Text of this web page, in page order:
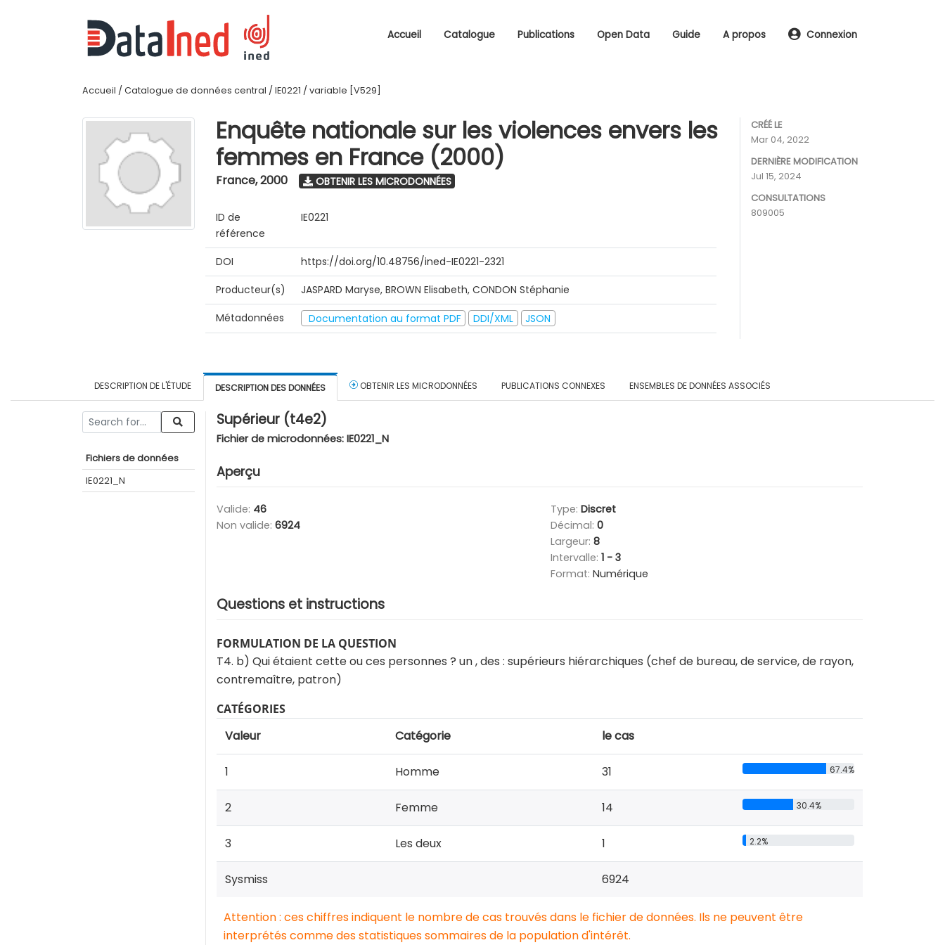
Accueil Catalogue Publications Open Data Guide A propos Connexion
Accueil / Catalogue de données central / IE0221 / variable [V529]
Enquête nationale sur les violences envers les
femmes en France (2000)
France,2000 OBTENIR LES MICRODONNÉES
ID de
référence
IE0221
DOI
https://doi.org/10.48756/ined-IE0221-2321
Producteur(s)
JASPARD Maryse, BROWN Elisabeth, CONDON Stéphanie
Métadonnées
Documentation au format PDF DDI/XML JSON
CRÉÉ LE
Mar 04, 2022
DERNIÈRE MODIFICATION
Jul 15, 2024
CONSULTATIONS
809005
DESCRIPTION DE L'ÉTUDE DESCRIPTION DES DONNÉES OBTENIR LES MICRODONNÉES PUBLICATIONS CONNEXES ENSEMBLES DE DONNÉES ASSOCIÉS
Fichiers de données
IE0221_N
Supérieur (t4e2)
Fichier de microdonnées: IE0221_N
Aperçu
Valide: 46
Non valide: 6924
Type: Discret
Décimal: 0
Largeur: 8
Intervalle: 1 - 3
Format: Numérique
Questions et instructions
FORMULATION DE LA QUESTION
T4. b) Qui étaient cette ou ces personnes ? un , des : supérieurs hiérarchiques (chef de bureau, de service, de rayon,
contremaître, patron)
CATÉGORIES
Valeur Catégorie le cas
1 Homme 31 67.4%
2 Femme 14 30.4%
3 Les deux 1 2.2%
Sysmiss 6924
Attention : ces chiffres indiquent le nombre de cas trouvés dans le fichier de données. Ils ne peuvent être
interprétés comme des statistiques sommaires de la population d'intérêt.